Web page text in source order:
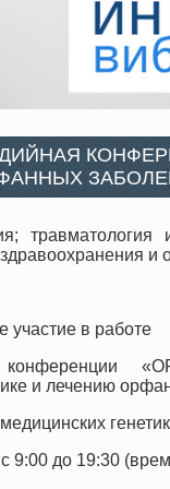
и
участие в работе
и лечению
9:00 до 19:30